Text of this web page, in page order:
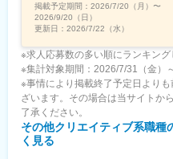
掲載予定期間： 2026/7/20（月） 〜
2026/9/20（日）
更新日： 2026/7/22（水）
※求人応募数の多い順にランキング
※集計対象期間：2026/7/31（金）
※事情により掲載終了予定日より
ざいます。その場合は当サイトか
了承ください。
その他クリエイティブ系職種
く見る